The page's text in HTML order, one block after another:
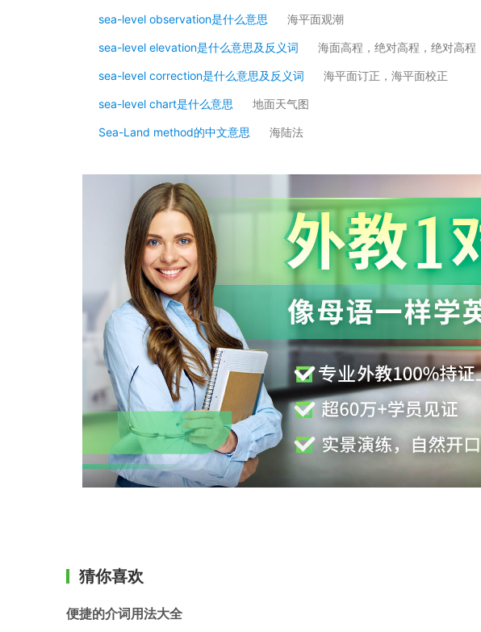
sea-level observation是什么意思 海平面观潮
sea-level elevation是什么意思及反义词 海面高程，绝对高程，绝对高程
sea-level correction是什么意思及反义词 海平面订正，海平面校正
sea-level chart是什么意思 地面天气图
Sea-Land method的中文意思 海陆法
猜你喜欢
便捷的介词用法大全